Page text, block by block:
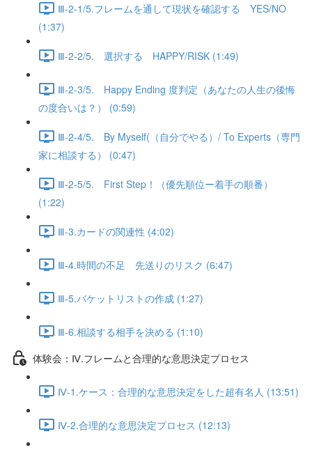
Ⅲ-2-1/5.フレームを通して現状を確認する YES/NO
(1:37)
Ⅲ-2-2/5. 選択する HAPPY/RISK (1:49)
Ⅲ-2-3/5. Happy Ending 度判定（あなたの人生の後悔
の度合いは？） (0:59)
Ⅲ-2-4/5. By Myself(（自分でやる）/ To Experts（専門
家に相談する） (0:47)
Ⅲ-2-5/5. First Step！（優先順位ー着手の順番）
(1:22)
Ⅲ-3.カードの関連性 (4:02)
Ⅲ-4.時間の不足 先送りのリスク (6:47)
Ⅲ-5.バケットリストの作成 (1:27)
Ⅲ-6.相談する相手を決める (1:10)
体験会：Ⅳ.フレームと合理的な意思決定プロセス
Ⅳ-1.ケース：合理的な意思決定をした超有名人 (13:51)
Ⅳ-2.合理的な意思決定プロセス (12:13)